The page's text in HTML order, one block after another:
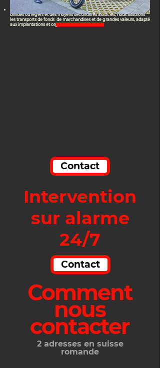
FONDS
SWISS
CONTROL SECURITY utilise différents modes de transport
blindés ou légers et des moyens sécuritaires associés, nous assurons
les transports de fonds de marchandises et de grandes valeurs, adapté
aux implantations et organisation des clients.
Contact
Intervention
sur alarme
24/7
Contact
Comment
nous
contacter
2 adresses en suisse
romande